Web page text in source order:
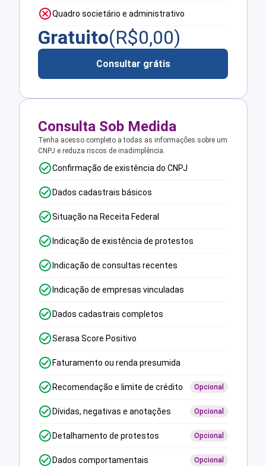
Quadro societário e administrativo
Gratuito(R$0,00)
Consultar grátis
Consulta Sob Medida
Tenha acesso completo a todas as informações sobre um
CNPJ e reduza riscos de inadimplência.
Confirmação de existência do CNPJ
Dados cadastrais básicos
Situação na Receita Federal
Indicação de existência de protestos
Indicação de consultas recentes
Indicação de empresas vinculadas
Dados cadastrais completos
Serasa Score Positivo
Faturamento ou renda presumida
Recomendação e limite de crédito Opcional
Dívidas, negativas e anotações Opcional
Detalhamento de protestos Opcional
Dados comportamentais Opcional